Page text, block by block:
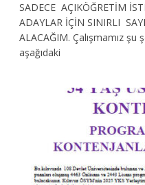
SADECE AÇIKÖĞRETİM
ADAYLAR İÇİN SINIRLI
ALACAĞIM. Çalışmamız
aşağıdaki